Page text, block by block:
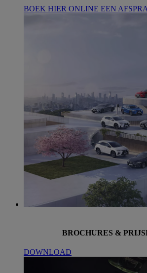
BOEK HIER ONLINE EEN
BROCHURES &
DOWNLOAD